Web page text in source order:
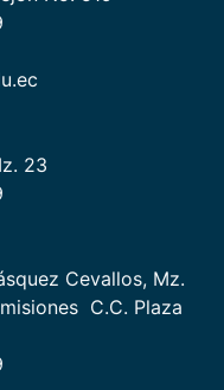
23
Cevallos, Mz.
C.C. Plaza